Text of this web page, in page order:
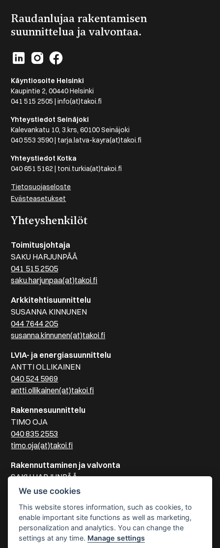
Raudanlujaa rakentamisen
suunnittelua ja valvontaa.
Käyntiosoite Helsinki
Kaupintie 2, 00440 Helsinki
041 515 2505 | info(at)takoi.fi
Yhteystiedot Seinäjoki
Kalevankatu 10, 3.krs, 60100 Seinäjoki
040 553 3590 | tarja.latva-kayra(at)takoi.fi
Yhteystiedot Kotka
040 651 5162 | toni.turkia(at)takoi.fi
Tietosuojaseloste
Evästeasetukset
Yhteyshenkilöt
Toimitusjohtaja
SAKU HARJUNPÄÄ
041 515 2505
saku.harjunpaa(at)takoi.fi
Arkkitehtisuunnittelu
SUSANNA KINNUNEN
044 7644 205
susanna.kinnunen(at)takoi.fi
LVIA- ja energiasuunnittelu
ANTTI OLLIKAINEN
040 524 5969
antti.ollikainen(at)takoi.fi
Rakennesuunnittelu
TIMO OJA
040 835 2553
timo.oja(at)takoi.fi
Rakennuttaminen ja valvonta
SAKU HARJUNPÄÄ
041 515 2505
Sähkösuunnittelu
PEKKA LINDEMAN
040 125 8878
We use cookies
This website stores information, such as cookies, to
enable important site functions as well as marketing,
personalization and analytics. You can change the
settings at any time. Manage settings